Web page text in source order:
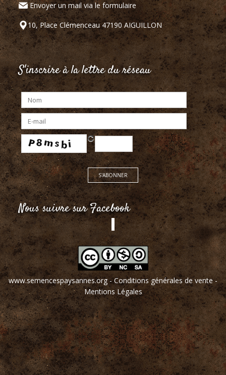
Envoyer un mail via le formulaire
10, Place Clémenceau 47190 AIGUILLON
S'inscrire à la lettre du réseau
Nous suivre sur Facebook
www.semencespaysannes.org-Conditions générales de vente-
Mentions Légales